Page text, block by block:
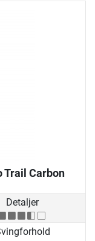
Trail Carbon
Detaljer